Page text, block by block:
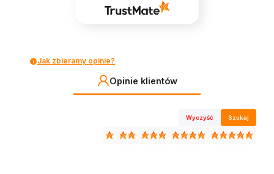
Jak zbieramy opinie?
Opinie klientów
Wyczyść Szukaj